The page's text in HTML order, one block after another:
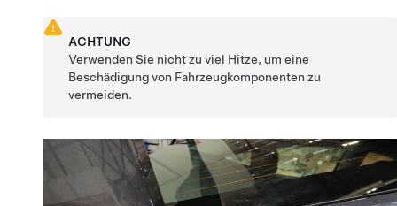
ACHTUNG
Verwenden Sie nicht zu viel Hitze, um eine
Beschädigung von Fahrzeugkomponenten zu
vermeiden.